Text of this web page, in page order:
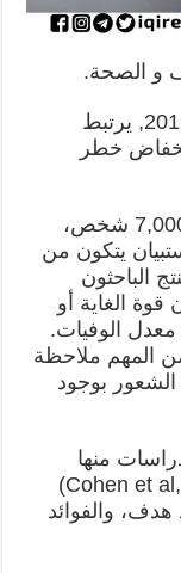
و الصحة.
وفقا لدراسة نشرت في 24 مايو/آيار 2019, يرتبط
خطر
تضمن البحث، و الذي شمل ما يقرب 7,000 شخص،
يتكون من
الباحثون
قوة الغاية أو
الوفيات.
المهم ملاحظة
بوجود
منها
(Cohen et al,2016; McKnight & Kashdan, 2009)
والفوائد